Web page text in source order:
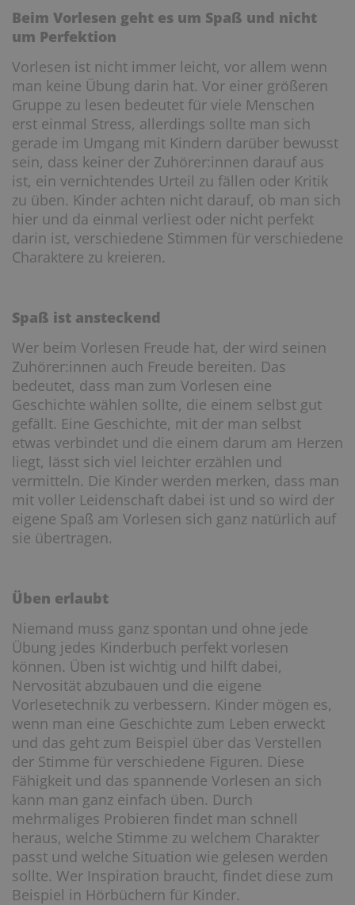
Beim Vorlesen geht es um Spaß und nicht
um Perfektion
Vorlesen ist nicht immer leicht, vor allem wenn
man keine Übung darin hat. Vor einer größeren
Gruppe zu lesen bedeutet für viele Menschen
erst einmal Stress, allerdings sollte man sich
gerade im Umgang mit Kindern darüber bewusst
sein, dass keiner der Zuhörer:innen darauf aus
ist, ein vernichtendes Urteil zu fällen oder Kritik
zu üben. Kinder achten nicht darauf, ob man sich
hier und da einmal verliest oder nicht perfekt
darin ist, verschiedene Stimmen für verschiedene
Charaktere zu kreieren.
Spaß ist ansteckend
Wer beim Vorlesen Freude hat, der wird seinen
Zuhörer:innen auch Freude bereiten. Das
bedeutet, dass man zum Vorlesen eine
Geschichte wählen sollte, die einem selbst gut
gefällt. Eine Geschichte, mit der man selbst
etwas verbindet und die einem darum am Herzen
liegt, lässt sich viel leichter erzählen und
vermitteln. Die Kinder werden merken, dass man
mit voller Leidenschaft dabei ist und so wird der
eigene Spaß am Vorlesen sich ganz natürlich auf
sie übertragen.
Üben erlaubt
Niemand muss ganz spontan und ohne jede
Übung jedes Kinderbuch perfekt vorlesen
können. Üben ist wichtig und hilft dabei,
Nervosität abzubauen und die eigene
Vorlesetechnik zu verbessern. Kinder mögen es,
wenn man eine Geschichte zum Leben erweckt
und das geht zum Beispiel über das Verstellen
der Stimme für verschiedene Figuren. Diese
Fähigkeit und das spannende Vorlesen an sich
kann man ganz einfach üben. Durch
mehrmaliges Probieren findet man schnell
heraus, welche Stimme zu welchem Charakter
passt und welche Situation wie gelesen werden
sollte. Wer Inspiration braucht, findet diese zum
Beispiel in Hörbüchern für Kinder.